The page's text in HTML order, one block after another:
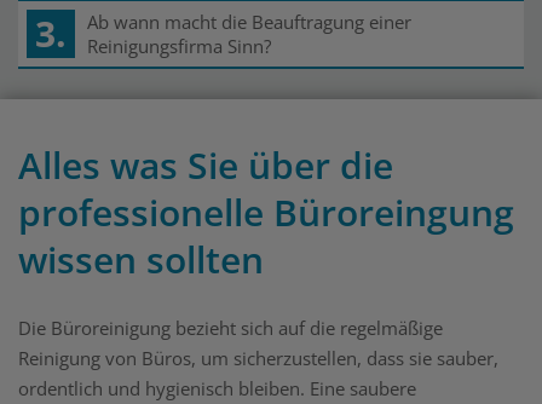
3.
Ab wann macht die Beauftragung einer
Reinigungsfirma Sinn?
Alles was Sie über die
professionelle Büroreingung
wissen sollten
Die Büroreinigung bezieht sich auf die regelmäßige
Reinigung von Büros, um sicherzustellen, dass sie sauber,
ordentlich und hygienisch bleiben. Eine saubere